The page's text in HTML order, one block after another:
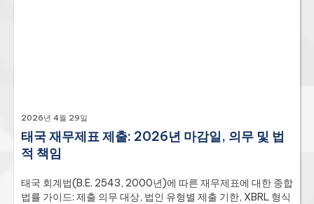
2026년 4월 29일
태국 재무제표 제출: 2026년 마감일, 의무 및 법
적 책임
태국 회계법(B.E. 2543, 2000년)에 따른 재무제표에 대한 종합
법률 가이드: 제출 의무 대상, 법인 유형별 제출 기한, XBRL 형식